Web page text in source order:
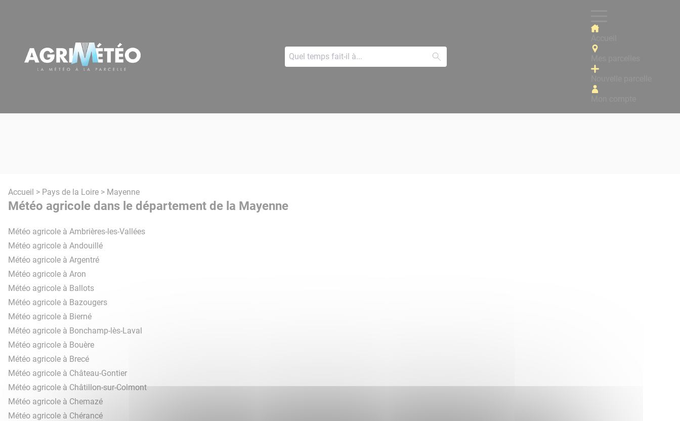
Accueil > Pays de la Loire > Mayenne
Météo agricole dans le département de la Mayenne
Météo agricole à Ambrières-les-Vallées
Météo agricole à Andouillé
Météo agricole à Argentré
Météo agricole à Aron
Météo agricole à Ballots
Météo agricole à Bazougers
Météo agricole à Bierné
Météo agricole à Bonchamp-lès-Laval
Météo agricole à Bouère
Météo agricole à Brecé
Météo agricole à Château-Gontier
Météo agricole à Châtillon-sur-Colmont
Météo agricole à Chemazé
Météo agricole à Chérancé